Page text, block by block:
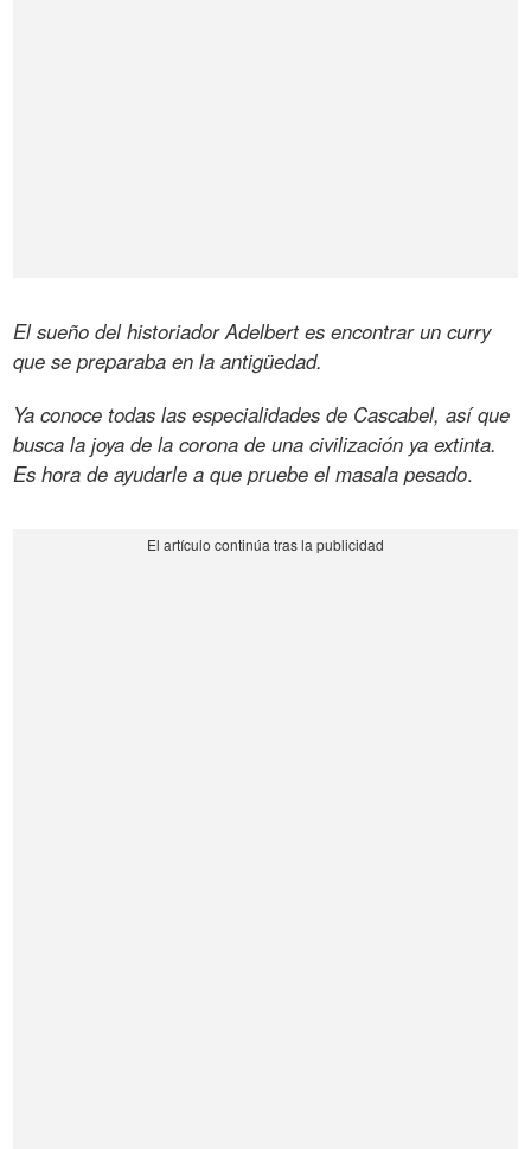
El sueño del historiador Adelbert es encontrar un curry
que se preparaba en la antigüedad.
Ya conoce todas las especialidades de Cascabel, así que
busca la joya de la corona de una civilización ya extinta.
Es hora de ayudarle a que pruebe el masala pesado.